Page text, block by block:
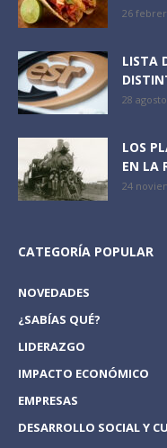
26
LISTA
28
LOS
EN LA
24
CATEGORÍA POPULAR
NOVEDADES
¿SABÍAS QUÉ?
LIDERAZGO
IMPACTO ECONÓMICO
EMPRESAS
DESARROLLO SOCIAL Y